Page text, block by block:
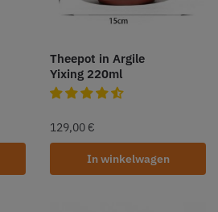
Theepot in Argile
Yixing 220ml
129,00 €
In winkelwagen